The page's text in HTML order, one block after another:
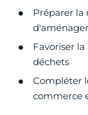
Préparer la
Favoriser
déchets
Compléter
commerce